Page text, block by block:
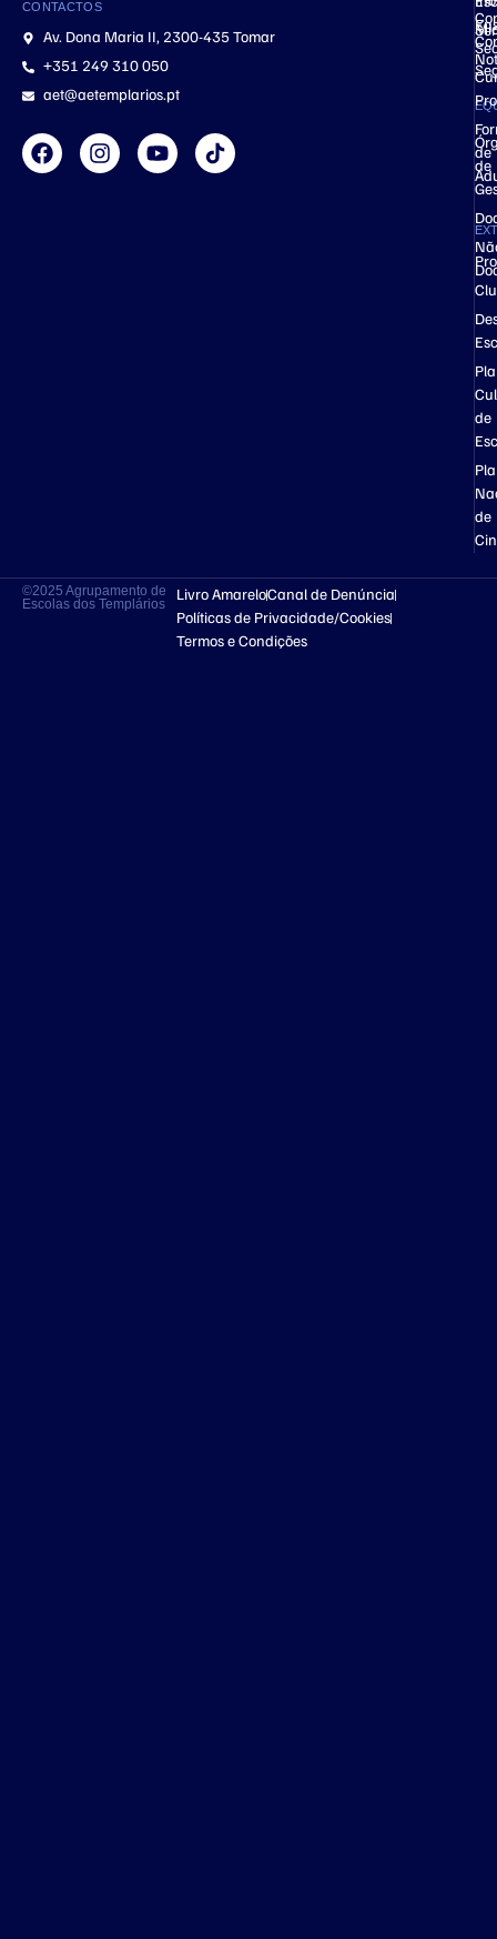
CONTACTOS
Av. Dona Maria II, 2300-435 Tomar
+351 249 310 050
aet@aetemplarios.pt
de
de
de
de
©2025 Agrupamento de
Escolas dos Templários
Livro AmareloCanal de Denúncia
Políticas de Privacidade/Cookies
Termos e Condições